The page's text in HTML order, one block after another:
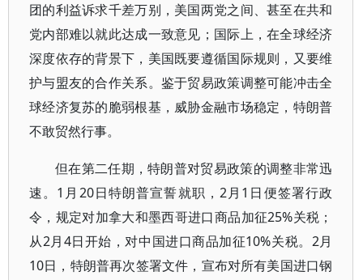
团的利益诉求千差万别，美国两党之间、甚至在共和
党内部难以就此达成一致意见；国际上，在全球经济
深度依存的背景下，美国既要遵循国际规则，又要维
护与盟友的合作关系。鉴于贸易政策调整可能冲击全
球经济复苏的脆弱根基，威胁金融市场稳定，特朗普
不敢贸然行事。
但在第二任期，特朗普对贸易政策的调整非常迅
速。1月20日特朗普宣誓就职，2月1日便签署行政
令，规定对加拿大和墨西哥进口商品加征25%关税；
从2月4日开始，对中国进口商品加征10%关税。2月
10日，特朗普再次签署文件，宣布对所有美国进口钢